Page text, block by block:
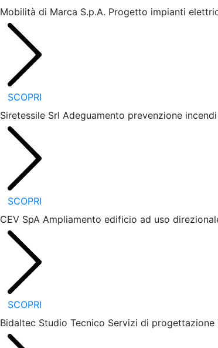
Mobilità di Marca S.p.A. Progetto impianti
SCOPRI
Siretessile Srl Adeguamento prevenzione
SCOPRI
CEV SpA Ampliamento edificio ad uso
SCOPRI
Bidaltec Studio Tecnico Servizi di progettazione